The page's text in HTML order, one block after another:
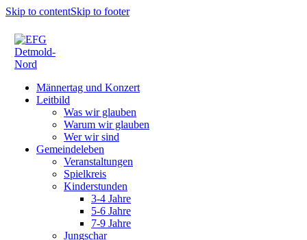
Skip to contentSkip to footer
Männertag und Konzert
Leitbild
Was wir glauben
Warum wir glauben
Wer wir sind
Gemeindeleben
Veranstaltungen
Spielkreis
Kinderstunden
3-4 Jahre
5-6 Jahre
7-9 Jahre
Jungschar